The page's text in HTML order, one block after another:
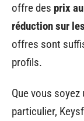
offre des prix
réduction sur
offres sont
profils.
Que vous
particulier,